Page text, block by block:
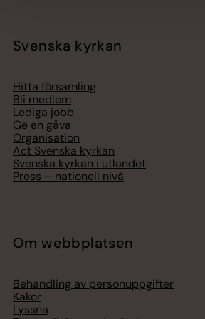
Svenska kyrkan
Hitta församling
Bli medlem
Lediga jobb
Ge en gåva
Organisation
Act Svenska kyrkan
Svenska kyrkan i utlandet
Press – nationell nivå
Om webbplatsen
Behandling av personuppgifter
Kakor
Lyssna